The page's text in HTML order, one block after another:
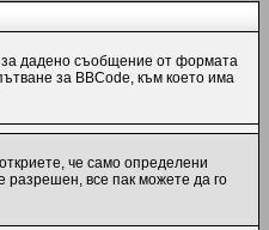
за дадено съобщение от формата
за BBCode, към което има
че само определени
разрешен, все пак можете да го